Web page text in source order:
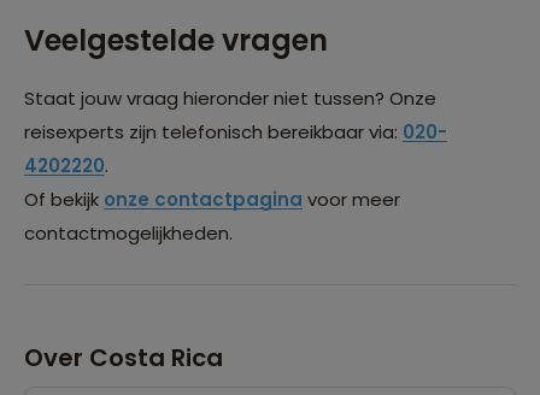
Veelgestelde vragen
Staat jouw vraag hieronder niet tussen? Onze
reisexperts zijn telefonisch bereikbaar via: 020-
4202220.
Of bekijk onze contactpagina voor meer
contactmogelijkheden.
Over Costa Rica